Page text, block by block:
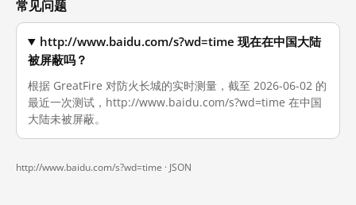
常见问题
http://www.baidu.com/s?wd=time 现在在中国大陆
被屏蔽吗？
根据 GreatFire 对防火长城的实时测量，截至 2026-06-02 的
最近一次测试，http://www.baidu.com/s?wd=time 在中国
大陆未被屏蔽。
http://www.baidu.com/s?wd=time · JSON